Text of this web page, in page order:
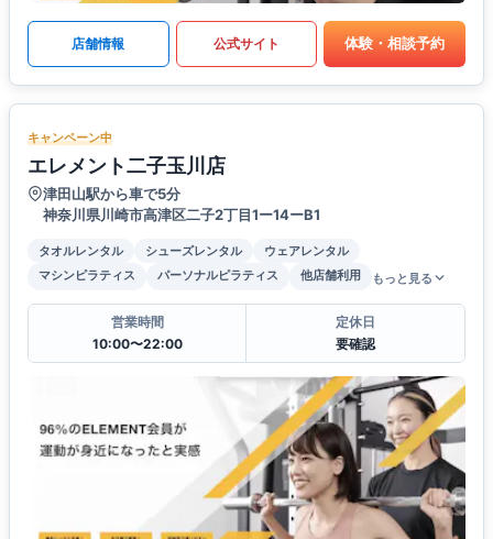
店舗情報 公式サイト 体験・相談予約
キャンペーン中
エレメント二子玉川店
津田山駅から車で5分
神奈川県川崎市高津区二子2丁目1ー14ーB1
タオルレンタル シューズレンタル
ウェアレンタル
マシンピラティス
パーソナルピラティス 他店舗利用 もっと見る
営業時間
10:00〜22:00
定休日
要確認